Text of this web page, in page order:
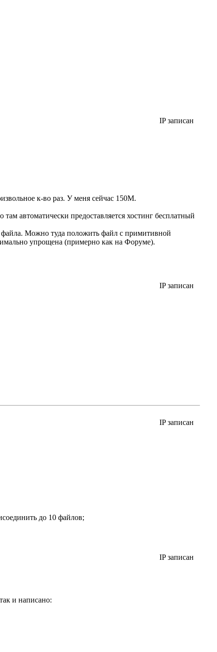
IP записан
к-во раз. У меня сейчас 150М.
автоматически предоставляется хостинг бесплатный
Можно туда положить файл с примитивной
упрощена (примерно как на Форуме).
IP записан
IP записан
до 10 файлов;
IP записан
и написано: